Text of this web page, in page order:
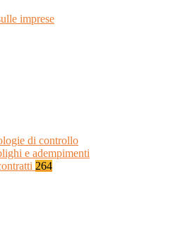
imprese
di controllo
e adempimenti
264